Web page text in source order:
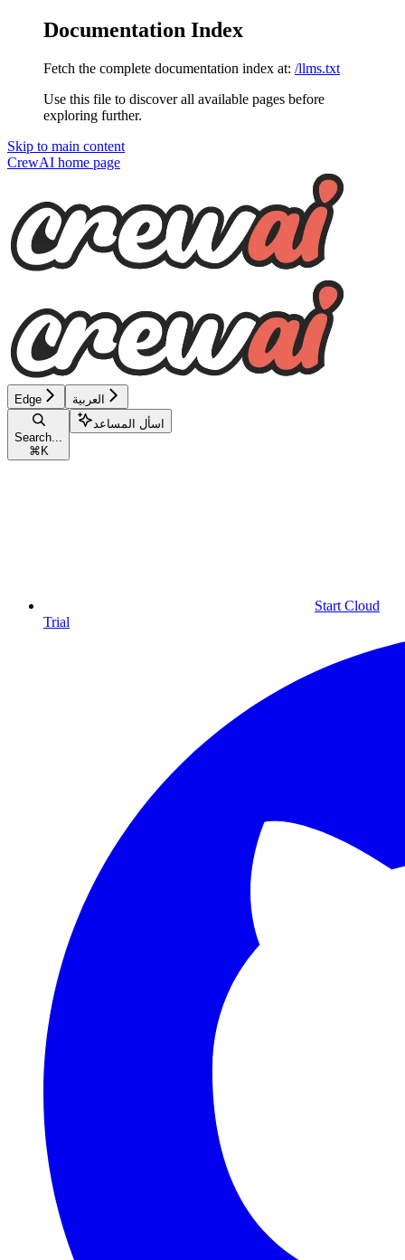
Documentation Index
Fetch the complete documentation index at: /llms.txt
Use this file to discover all available pages before
exploring further.
Skip to main content
CrewAI home page
Edge العربية
Search...
⌘ K
اسأل المساعد
Start Cloud
Trial